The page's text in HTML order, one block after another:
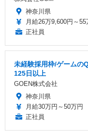
神奈川県
月給26万9,600円～55
正社員
未経験採用枠/ゲームの
125日以上
GOEN株式会社
神奈川県
月給30万円～50万円
正社員